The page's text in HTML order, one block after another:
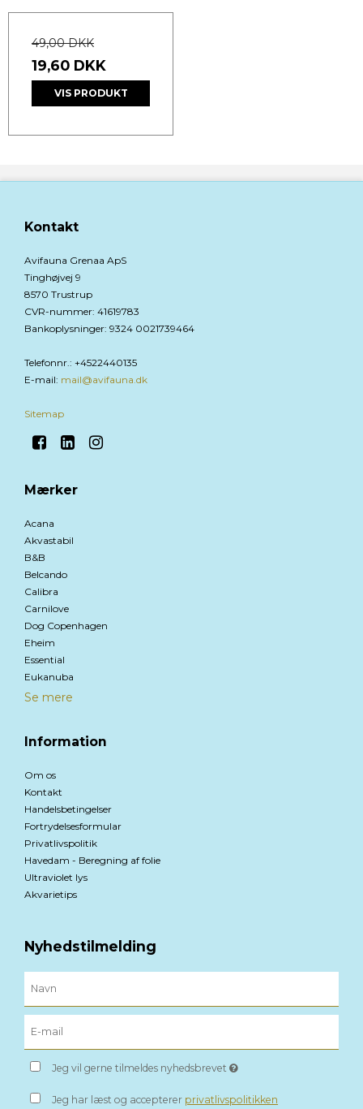
49,00 DKK
19,60 DKK
VIS PRODUKT
Kontakt
Avifauna Grenaa ApS
Tinghøjvej 9
8570 Trustrup
CVR-nummer: 41619783
Bankoplysninger: 9324 0021739464
Telefonnr.: +4522440135
E-mail: mail@avifauna.dk
Sitemap
Mærker
Acana
Akvastabil
B&B
Belcando
Calibra
Carnilove
Dog Copenhagen
Eheim
Essential
Eukanuba
Se mere
Information
Om os
Kontakt
Handelsbetingelser
Fortrydelsesformular
Privatlivspolitik
Havedam - Beregning af folie
Ultraviolet lys
Akvarietips
Nyhedstilmelding
Jeg vil gerne tilmeldes nyhedsbrevet
Jeg har læst og accepterer privatlivspolitikken